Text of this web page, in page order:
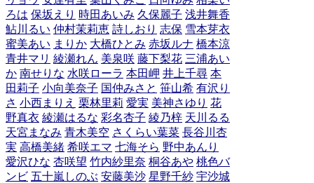
ろは 保坂えり 時田あいみ 久保麗子 浅井舞香
鮎川るい 仲村茉莉恵 詩しおり 志保 雪本芽衣
蜜美あい まりか 大橋ひとみ 赤坂ルナ 橋本涼
青井マリ 綾瀬れん 美泉咲 藤下梨花 三浦あい
か 南せりな 水咲ローラ 本田岬 井上千尋 本
田莉子 小向美奈子 国仲みさと 笹山希 有沢り
さ 小西まりえ 栗林里莉 愛実 美神さゆり 花
野真衣 綾瀬はるな 彩名杏子 綾乃梓 天川るる
天宮まなみ 青木美空 さくらい葉菜 長谷川杏
実 高橋美緒 希咲エマ 七海そら 野中あんり
愛沢ひな 杏咲望 竹内紗里奈 桐谷あや 桃色バ
ンビ 五十嵐しのぶ 安藤美沙 星野千紗 宇沙城